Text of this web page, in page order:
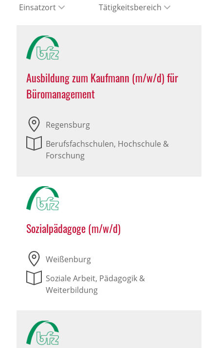
Einsatzort
Tätigkeitsbereich
Ausbildung zum Kaufmann (m/w/d) für
Büromanagement
Regensburg
Berufsfachschulen, Hochschule &
Forschung
Sozialpädagoge (m/w/d)
Weißenburg
Soziale Arbeit, Pädagogik &
Weiterbildung